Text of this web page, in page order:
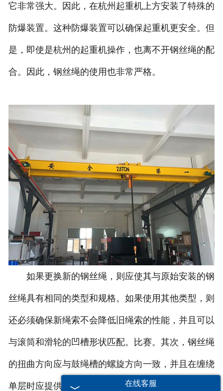
它非常强大。因此，在杭州起重机上方安装了特殊的
防爆装置。这种防爆装置可以确保起重机更安全。但
是，即使是杭州的起重机操作，也离不开钢丝绳的配
合。因此，钢丝绳的使用也非常严格。
如果更换新的钢丝绳，则应使其与原始安装的钢
丝绳具有相同的类型和规格。如果使用其他类型，则
还必须确保新绳索不会降低旧绳索的性能，并且可以
与滚筒和滑轮的凹槽形状匹配。比赛。其次，钢丝绳
的扭曲方向应与鼓绳槽的螺旋方向一致，并且在缠绕
单层时应提供导绳器，以防止绳索混乱。更换钢丝绳
在线客服